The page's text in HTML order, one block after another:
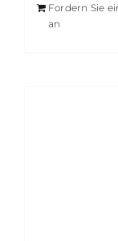
Fordern Sie
an